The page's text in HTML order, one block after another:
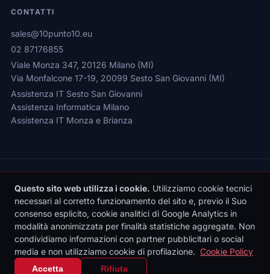
CONTATTI
sales@10punto10.eu
02 87176855
Viale Monza 347, 20126 Milano (MI)
Via Monfalcone 17-19, 20099 Sesto San Giovanni (MI)
Assistenza IT Sesto San Giovanni
Assistenza Informatica Milano
Assistenza IT Monza e Brianza
Privacy Policy|Cookie Policy|Gestione Cookie
© 2026 Sede legale: Viale Monza 347, 20126 Milano | 10punto10 S.r.l. |
P.IVA: 10436090962 | REA: MI-2531497 | Reg. Imprese MI: 10436090962
| Cap. Soc. €10.000 i.v.
EN
Questo sito web utilizza i cookie. Utilizziamo cookie tecnici
necessari al corretto funzionamento del sito e, previo il Suo
consenso esplicito, cookie analitici di Google Analytics in
modalità anonimizzata per finalità statistiche aggregate. Non
condividiamo informazioni con partner pubblicitari o social
media e non utilizziamo cookie di profilazione. Cookie Policy
Accetta Rifiuta